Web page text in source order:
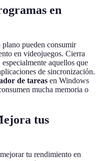
en
pueden consumir
en videojuegos. Cierra
aquellos que
de sincronización.
de tareas en Windows
mucha memoria o
tus
tu rendimiento en